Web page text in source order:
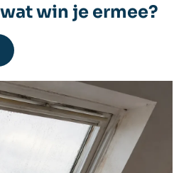
win je ermee?